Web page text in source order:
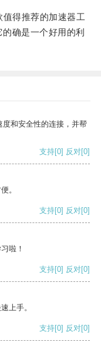
得推荐的加速器工
确是一个好用的利
和安全性的连接，并帮
支持[0] 反对[0]
。
支持[0] 反对[0]
啦！
支持[0] 反对[0]
上手。
支持[0] 反对[0]